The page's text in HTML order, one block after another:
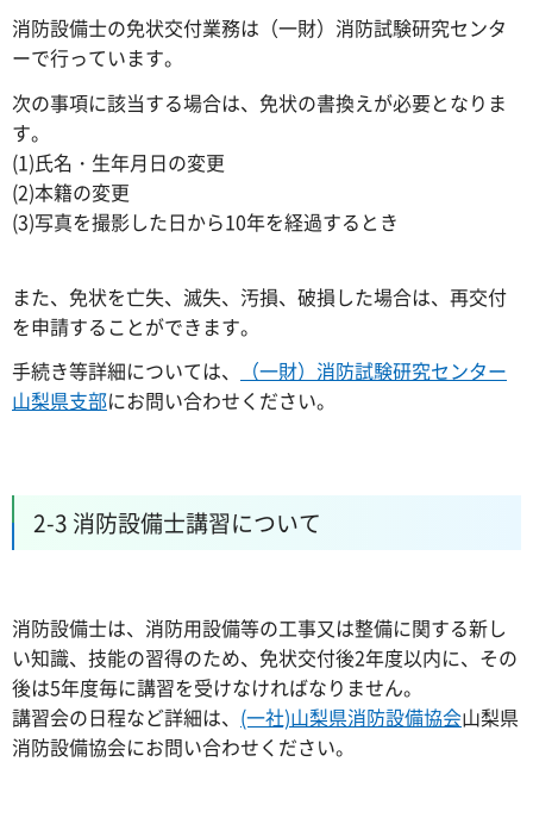
消防設備士の免状交付業務は（一財）消防試験研究センタ
ーで行っています。
次の事項に該当する場合は、免状の書換えが必要となりま
す。
(1)氏名・生年月日の変更
(2)本籍の変更
(3)写真を撮影した日から10年を経過するとき
また、免状を亡失、滅失、汚損、破損した場合は、再交付
を申請することができます。
手続き等詳細については、
（一財）消防試験研究センター
山梨県支部にお問い合わせください。
2-3 消防設備士講習について
消防設備士は、消防用設備等の工事又は整備に関する新し
い知識、技能の習得のため、免状交付後2年度以内に、その
後は5年度毎に講習を受けなければなりません。
講習会の日程など詳細は、 (一社)山梨県消防設備協会山梨県
消防設備協会にお問い合わせください。